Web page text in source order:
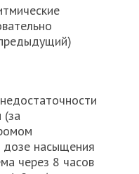
(за
дозе насыщения
через 8 часов